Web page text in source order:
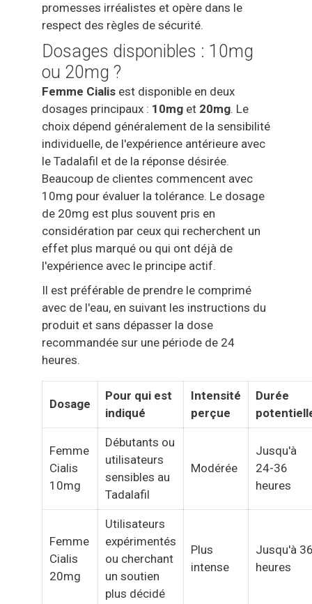
promesses irréalistes et opère dans le
respect des règles de sécurité.
Dosages disponibles : 10mg
ou 20mg ?
Femme Cialis est disponible en deux
dosages principaux : 10mg et 20mg. Le
choix dépend généralement de la sensibilité
individuelle, de l'expérience antérieure avec
le Tadalafil et de la réponse désirée.
Beaucoup de clientes commencent avec
10mg pour évaluer la tolérance. Le dosage
de 20mg est plus souvent pris en
considération par ceux qui recherchent un
effet plus marqué ou qui ont déjà de
l'expérience avec le principe actif.
Il est préférable de prendre le comprimé
avec de l'eau, en suivant les instructions du
produit et sans dépasser la dose
recommandée sur une période de 24
heures.
Dosage
Pour qui est
indiqué
Intensité
perçue
Durée
Femme
Cialis
10mg
Débutants ou
utilisateurs
sensibles au
Tadalafil
Modérée
Jusqu'à
24-36
heures
Femme
Cialis
20mg
Utilisateurs
expérimentés
ou cherchant
un soutien
plus décidé
Plus
intense
Jusqu'à
heures